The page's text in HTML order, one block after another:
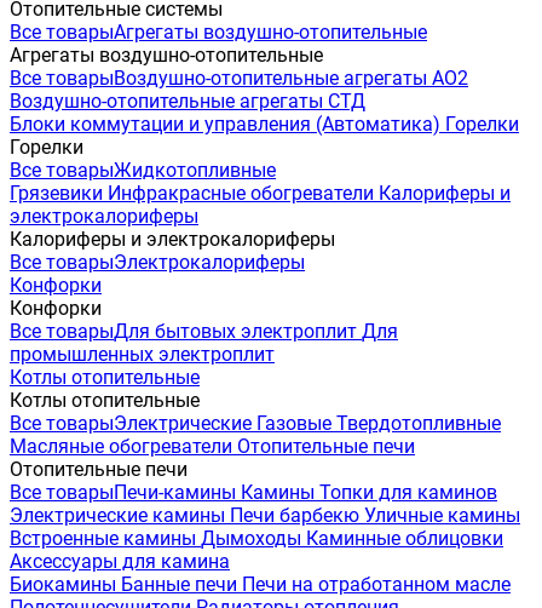
Отопительные системы
Все товарыАгрегаты воздушно-отопительные
Агрегаты воздушно-отопительные
Все товарыВоздушно-отопительные агрегаты АО2
Воздушно-отопительные агрегаты СТД
Блоки коммутации и управления (Автоматика) Горелки
Горелки
Все товарыЖидкотопливные
Грязевики Инфракрасные обогреватели Калориферы и
электрокалориферы
Калориферы и электрокалориферы
Все товарыЭлектрокалориферы
Конфорки
Конфорки
Все товарыДля бытовых электроплит Для
промышленных электроплит
Котлы отопительные
Котлы отопительные
Все товарыЭлектрические Газовые Твердотопливные
Масляные обогреватели Отопительные печи
Отопительные печи
Все товарыПечи-камины Камины Топки для каминов
Электрические камины Печи барбекю Уличные камины
Встроенные камины Дымоходы Каминные облицовки
Аксессуары для камина
Биокамины Банные печи Печи на отработанном масле